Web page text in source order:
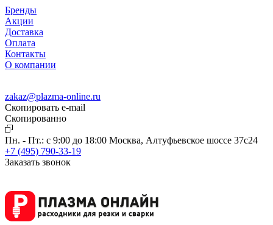
Бренды
Акции
Доставка
Оплата
Контакты
О компании
zakaz@plazma-online.ru
Скопировать e-mail
Cкопированно
Пн. - Пт.: с 9:00 до 18:00 Москва, Алтуфьевское шоссе 37с24
+7 (495) 790-33-19
Заказать звонок